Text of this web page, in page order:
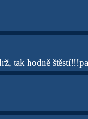
tak hodně štěstí!!!pa